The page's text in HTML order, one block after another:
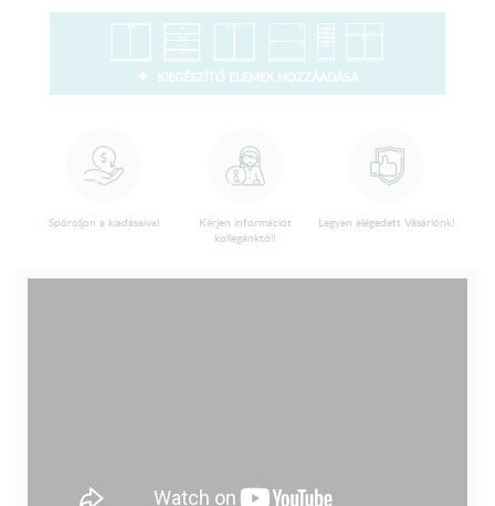
KIEGÉSZÍTŐ ELEMEK HOZZÁADÁSA
Spóroljon a kiadásaival
Kérjen információt
kollegánktól!
Legyen elégedett Vásárlónk!